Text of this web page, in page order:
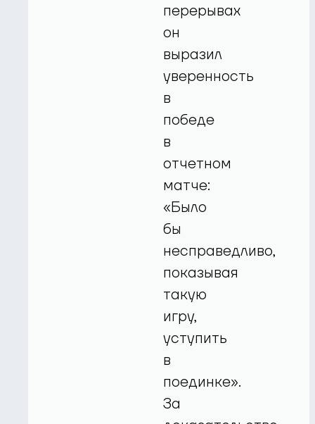
перерывах
он
выразил
уверенность
в
победе
в
отчетном
матче:
«Было
бы
несправедливо,
показывая
такую
игру,
уступить
в
поединке».
За